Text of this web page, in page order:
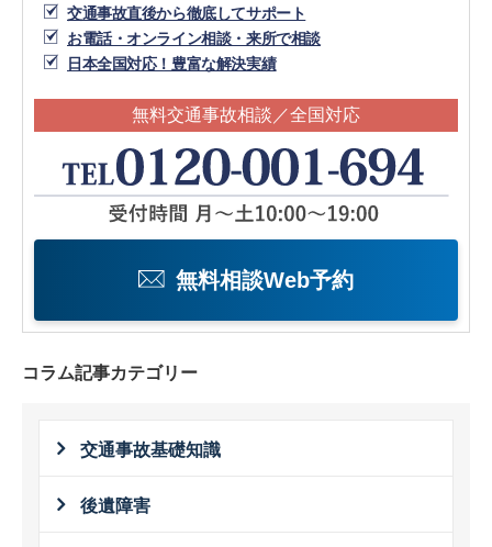
交通事故直後から徹底してサポート
お電話・オンライン相談・来所で相談
日本全国対応！豊富な解決実績
無料交通事故相談／全国対応
無料相談Web予約
コラム記事カテゴリー
交通事故基礎知識
後遺障害